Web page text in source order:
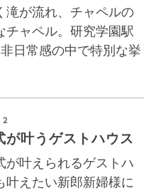
滝が流れ、チャペルの
チャペル。研究学園駅
日常感の中で特別な挙
2
叶うゲストハウス
が叶えられるゲストハ
叶えたい新郎新婦様に